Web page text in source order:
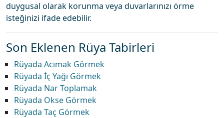
duygusal olarak korunma veya duvarlarınızı örme
isteğinizi ifade edebilir.
Son Eklenen Rüya Tabirleri
Rüyada Acımak Görmek
Rüyada İç Yağı Görmek
Rüyada Nar Toplamak
Rüyada Okse Görmek
Rüyada Taç Görmek